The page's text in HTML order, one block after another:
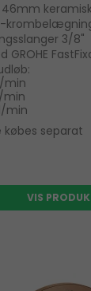
46mm
3/8"
min
min
min
købes separat
VIS